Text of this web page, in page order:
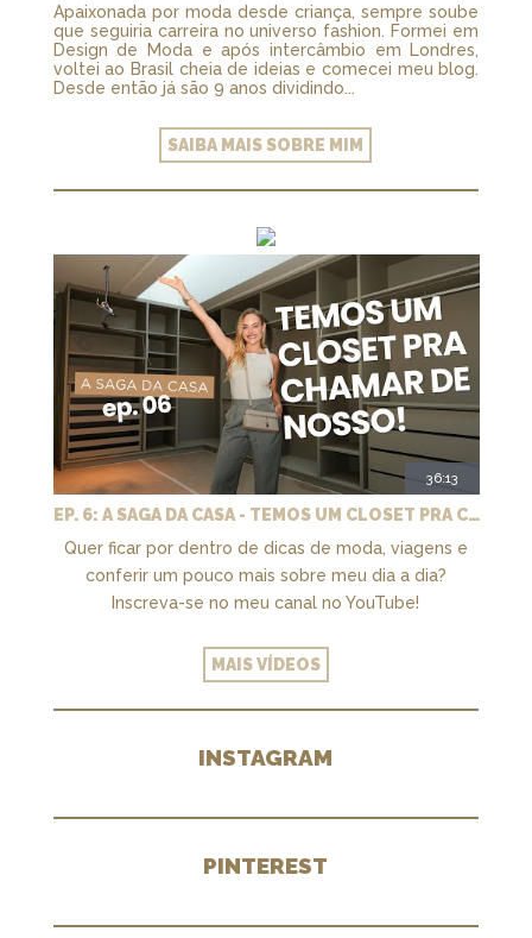
Apaixonada por moda desde criança, sempre soube
que seguiria carreira no universo fashion. Formei em
Design de Moda e após intercâmbio em Londres,
voltei ao Brasil cheia de ideias e comecei meu blog.
Desde então já são 9 anos dividindo...
SAIBA MAIS SOBRE MIM
36:13
EP. 6: A SAGA DA CASA - TEMOS UM CLOSET PRA CHAMAR DE NOSSO + MARCENARIA E PAISAGISMO
Quer ficar por dentro de dicas de moda, viagens e
conferir um pouco mais sobre meu dia a dia?
Inscreva-se no meu canal no YouTube!
MAIS VÍDEOS
INSTAGRAM
PINTEREST